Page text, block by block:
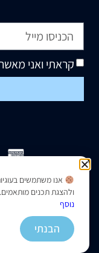
קראתי ואני
נבנה
ולהצגת תכנים
נוסף
הבנתי